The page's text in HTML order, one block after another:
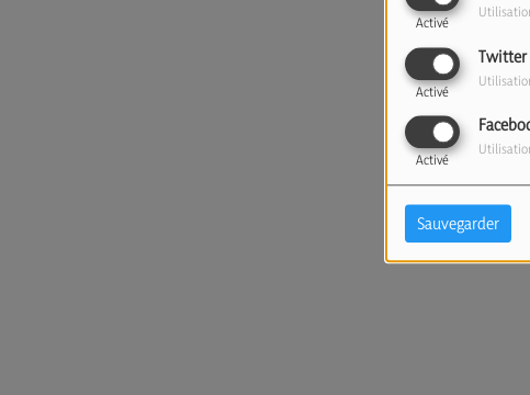
Activé
Twitter
Activé
Activé
Sauvegarder